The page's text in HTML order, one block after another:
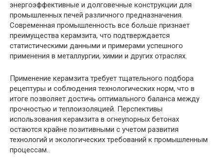
энергоэффективные и долговечные конструкции для
промышленных печей различного предназначения.
Современная промышленность все больше признает
преимущества керамзита, что подтверждается
статистическими данными и примерами успешного
применения в металлургии, химии и других отраслях.
Применение керамзита требует тщательного подбора
рецептуры и соблюдения технологических норм, что в
итоге позволяет достичь оптимального баланса между
прочностью и теплоизоляцией. Перспективы
использования керамзита в огнеупорных бетонах
остаются крайне позитивными с учетом развития
технологий и экологических требований к промышленным
процессам.